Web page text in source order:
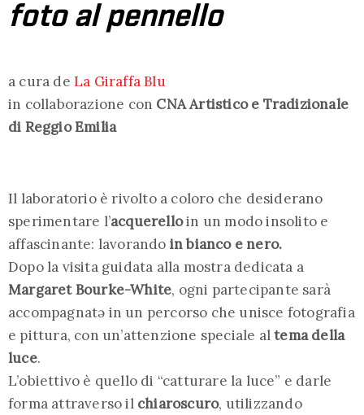
foto al pennello
a cura de La Giraffa Blu
in collaborazione con CNA Artistico e Tradizionale
di Reggio Emilia
Il laboratorio è rivolto a coloro che desiderano
sperimentare l’acquerelloin un modo insolito e
affascinante: lavorando in bianco e nero.
Dopo la visita guidata alla mostra dedicata a
Margaret Bourke-White, ogni partecipante sarà
accompagnatə in un percorso che unisce fotografia
e pittura, con un’attenzione speciale altema della
luce.
L’obiettivo è quello di “catturare la luce” e darle
forma attraverso il chiaroscuro, utilizzando